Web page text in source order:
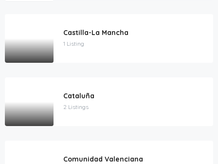
Castilla-La Mancha
1 Listing
Cataluña
2 Listings
Comunidad Valenciana